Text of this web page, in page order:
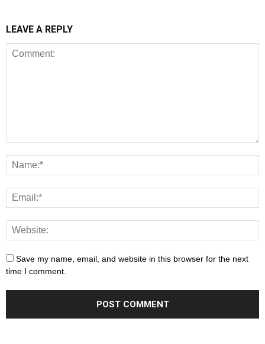
LEAVE A REPLY
Save my name, email, and website in this browser for the next
time I comment.